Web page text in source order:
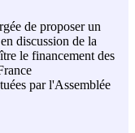
de proposer un
discussion de la
le financement des
par l'Assemblée